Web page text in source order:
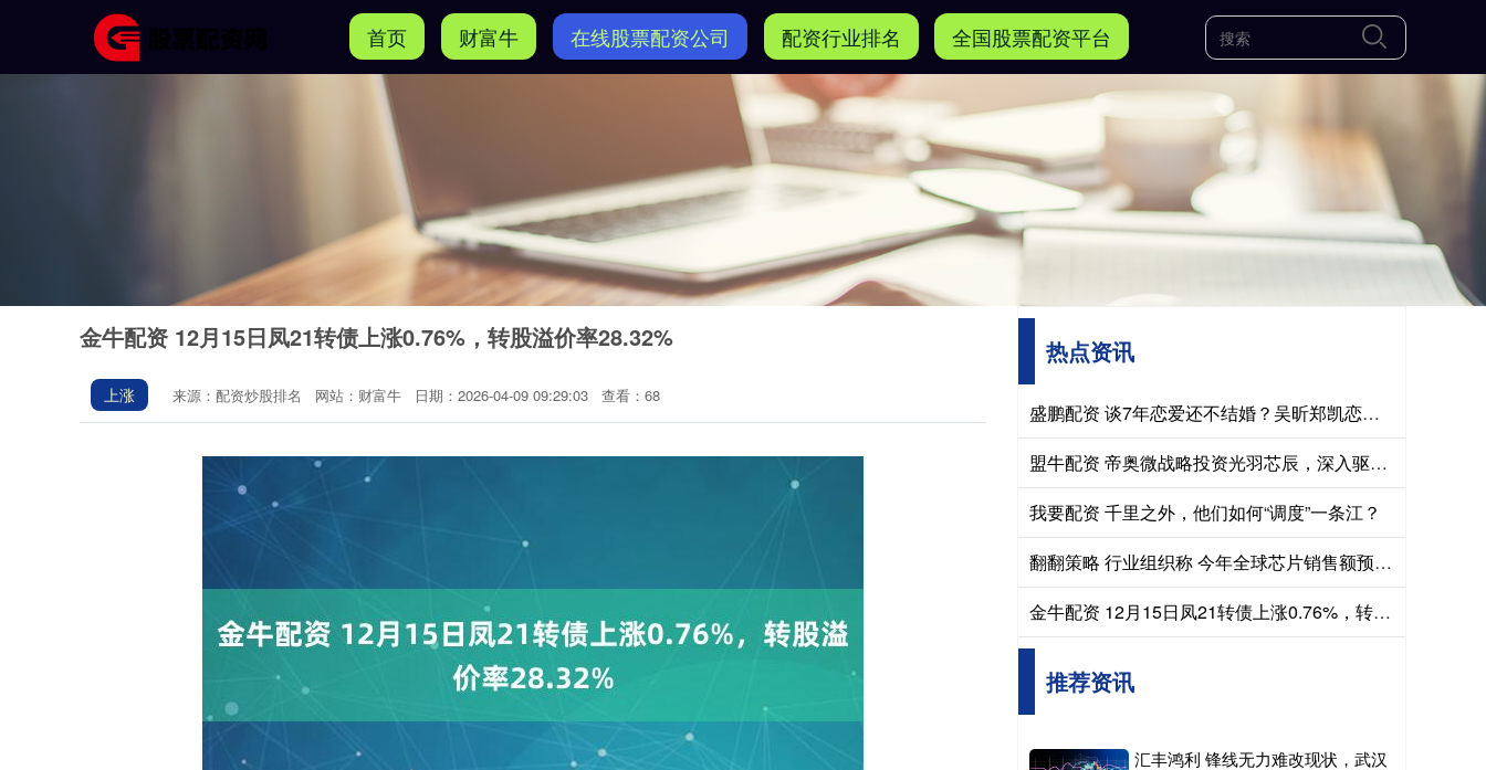
首页 财富牛 在线股票配资公司 配资行业排名 全国股票配资平台
金牛配资 12月15日凤21转债上涨0.76%，转股溢价率28.32%
上涨 来源：配资炒股排名 网站：财富牛 日期：2026-04-09 09:29:03 查看：68
热点资讯
盛鹏配资 谈7年恋爱还不结婚？吴昕郑凯恋情曝光，难怪她看不上杜海涛
盟牛配资 帝奥微战略投资光羽芯辰，深入驱动端侧AI上下游合作
我要配资 千里之外，他们如何“调度”一条江？
翻翻策略 行业组织称 今年全球芯片销售额预计将突破1万亿美元
金牛配资 12月15日凤21转债上涨0.76%，转股溢价率28.32%
推荐资讯
汇丰鸿利 锋线无力难改现状，武汉